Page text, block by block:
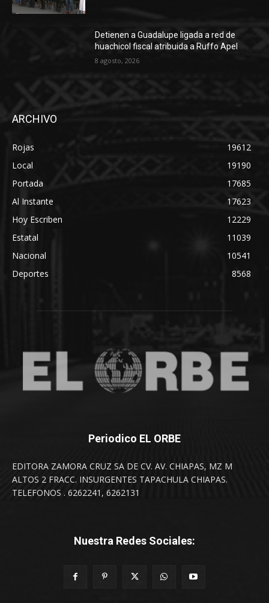
Detienen a Guadalupe ligada a red de
huachicol fiscal atribuida a Ruffo Apel
8 agosto, 2026
ARCHIVO
Rojas
19612
Local
19190
Portada
17685
Al Instante
17623
Hoy Escriben
12229
Estatal
11039
Nacional
10541
Deportes
8568
Periodico EL ORBE
EDITORA ZAMORA CRUZ SA DE CV. AV. CHIAPAS, MZ M
ALTOS 2 FRACC. INSURGENTES TAPACHULA CHIAPAS.
TELEFONOS . 6262241, 6262131
Nuestra Redes Sociales: